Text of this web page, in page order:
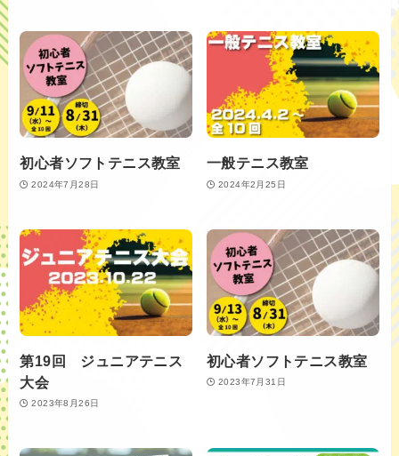
初心者ソフトテニス教室
2024年7月28日
一般テニス教室
2024年2月25日
第19回 ジュニアテニス
大会
2023年8月26日
初心者ソフトテニス教室
2023年7月31日